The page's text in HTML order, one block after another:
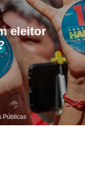
eleitor
Públicas